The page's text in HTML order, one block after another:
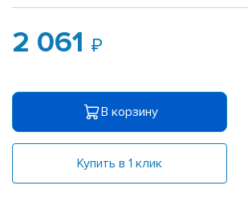
2 061
В корзину
Купить в 1 клик